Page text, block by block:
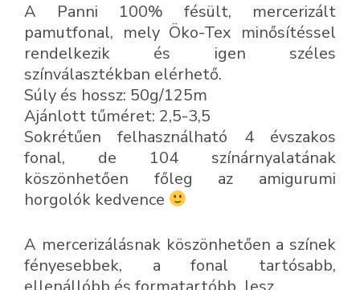
frézia
mennyiség
A Panni 100% fésült, mercerizált
pamutfonal, mely Öko-Tex minősítéssel
rendelkezik és igen széles
színválasztékban elérhető.
Súly és hossz: 50g/125m
Ajánlott tűméret: 2,5-3,5
Sokrétűen felhasználható 4 évszakos
fonal, de 104 színárnyalatának
köszönhetően főleg az amigurumi
horgolók kedvence
A mercerizálásnak köszönhetően a színek
fényesebbek, a fonal tartósabb,